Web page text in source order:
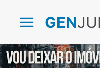
GEN